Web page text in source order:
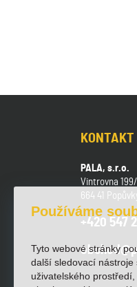
KONTAKT
PALA, s.r.o.
Vintrovna
664 41
+420 547
Používáme
Tyto webové stránky
další sledovací
uživatelského